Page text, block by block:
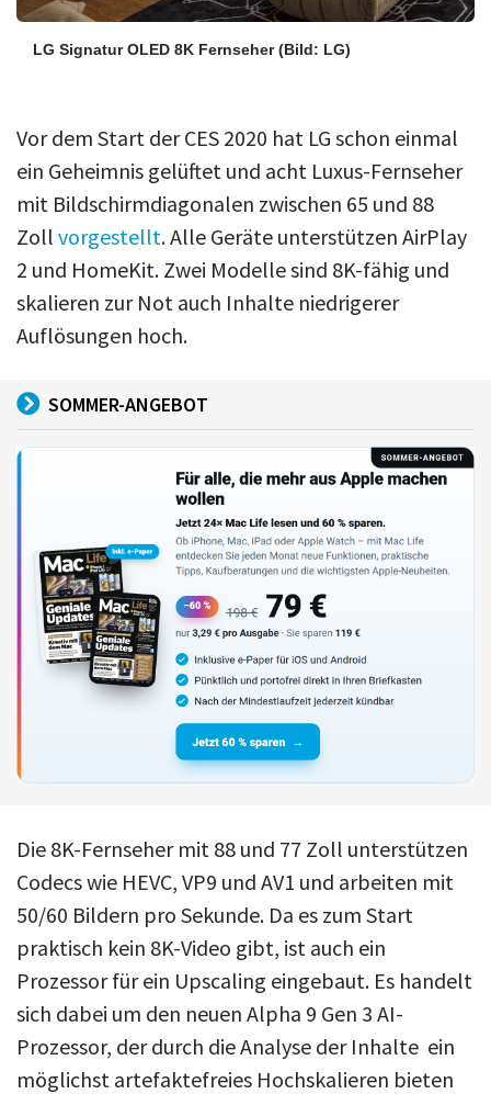
LG Signatur OLED 8K Fernseher(Bild: LG)
Vor dem Start der CES 2020 hat LG schon einmal
ein Geheimnis gelüftet und acht Luxus-Fernseher
mit Bildschirmdiagonalen zwischen 65 und 88
Zoll vorgestellt. Alle Geräte unterstützen AirPlay
2 und HomeKit. Zwei Modelle sind 8K-fähig und
skalieren zur Not auch Inhalte niedrigerer
Auflösungen hoch.
SOMMER-ANGEBOT
Die 8K-Fernseher mit 88 und 77 Zoll unterstützen
Codecs wie HEVC, VP9 und AV1 und arbeiten mit
50/60 Bildern pro Sekunde. Da es zum Start
praktisch kein 8K-Video gibt, ist auch ein
Prozessor für ein Upscaling eingebaut. Es handelt
sich dabei um den neuen Alpha 9 Gen 3 AI-
Prozessor, der durch die Analyse der Inhalte ein
möglichst artefaktefreies Hochskalieren bieten